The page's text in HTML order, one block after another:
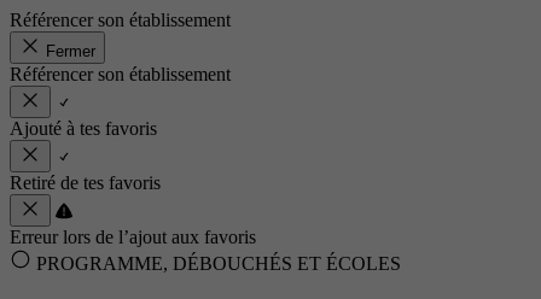
Référencer son établissement
Fermer
Référencer son établissement
Ajouté à tes favoris
Retiré de tes favoris
Erreur lors de l’ajout aux favoris
PROGRAMME, DÉBOUCHÉS ET ÉCOLES